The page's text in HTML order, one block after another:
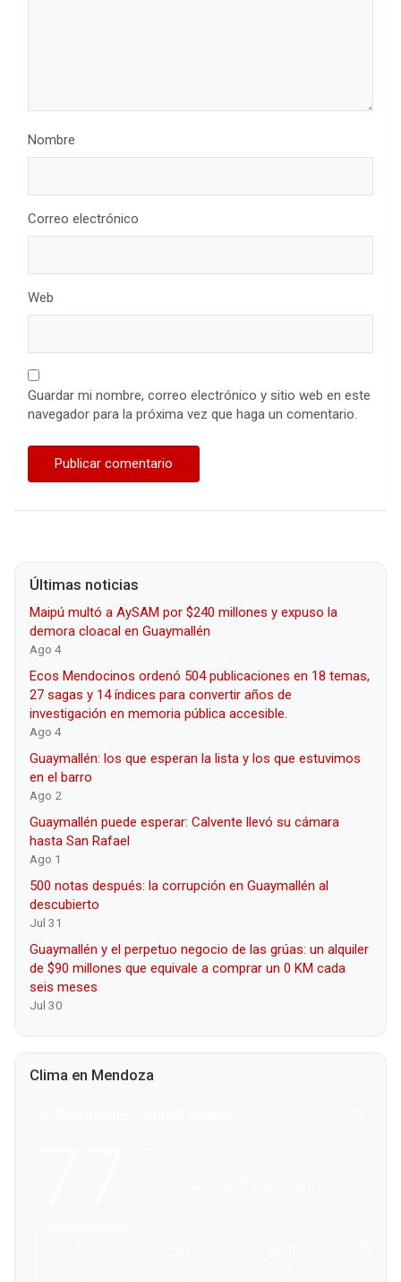
Nombre
Correo electrónico
Web
Guardar mi nombre, correo electrónico y sitio web en este
navegador para la próxima vez que haga un comentario.
Últimas noticias
Maipú multó a AySAM por $240 millones y expuso la
demora cloacal en Guaymallén
Ago 4
Ecos Mendocinos ordenó 504 publicaciones en 18 temas,
27 sagas y 14 índices para convertir años de
investigación en memoria pública accesible.
Ago 4
Guaymallén: los que esperan la lista y los que estuvimos
en el barro
Ago 2
Guaymallén puede esperar: Calvente llevó su cámara
hasta San Rafael
Ago 1
500 notas después: la corrupción en Guaymallén al
descubierto
Jul 31
Guaymallén y el perpetuo negocio de las grúas: un alquiler
de $90 millones que equivale a comprar un 0 KM cada
seis meses
Jul 30
Clima en Mendoza